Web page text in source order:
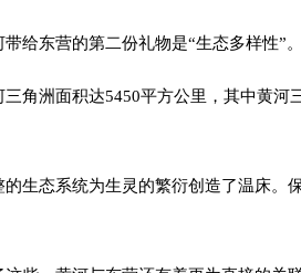
带给东营的第二份礼物是“生态多样性”。
三角洲面积达5450平方公里，其中黄河
的生态系统为生灵的繁衍创造了温床。